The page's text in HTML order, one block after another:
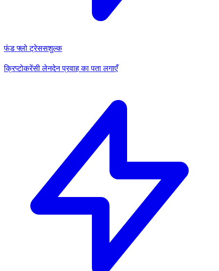
फंड फ्लो ट्रेससशुल्क
क्रिप्टोकरेंसी लेनदेन प्रवाह का पता लगाएँ